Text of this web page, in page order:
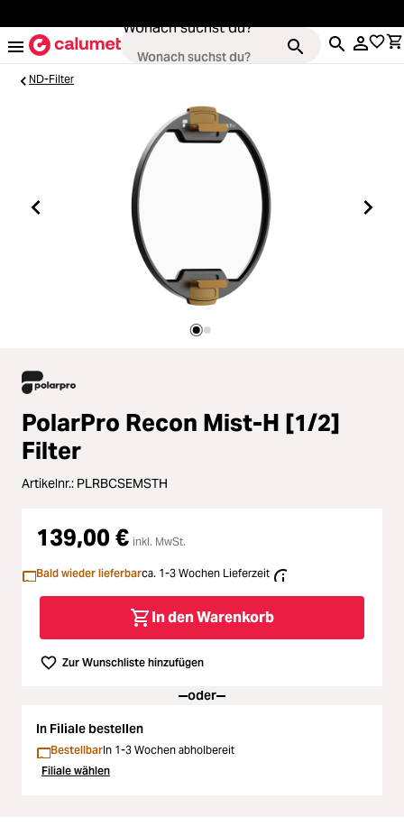
Wonach suchst du?
Kameras
Loading... Objektive
Video & Drohnen
Stative & Gimbals
Loading...
Loading...
Loading... Licht & Studio
Loading...
Loading... Ferngläser
Loading... Second Hand
Loading... SALE
Loading...
ND-Filter
PolarPro Recon Mist-H [1/2]
Filter
Artikelnr.: PLRBCSEMSTH
139,00 € inkl. MwSt.
Bald wieder lieferbarca. 1-3 Wochen Lieferzeit
In den Warenkorb
Zur Wunschliste hinzufügen
oder
In Filiale bestellen
BestellbarIn 1-3 Wochen abholbereit
Filiale wählen